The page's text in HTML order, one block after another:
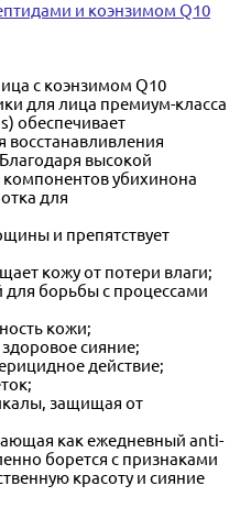
и коэнзимом Q10
с коэнзимом Q10
для лица премиум-класса
обеспечивает
восстанавливления
высокой
убихинона
для
и препятствует
кожу от потери влаги;
для борьбы с процессами
кожи;
сияние;
действие;
защищая от
как ежедневный anti-
борется с признаками
красоту и сияние